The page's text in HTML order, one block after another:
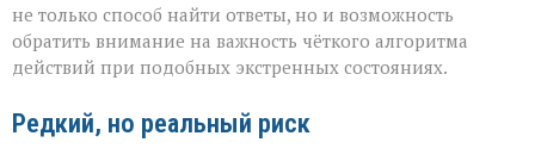
не только способ найти ответы, но и возможность
обратить внимание на важность чёткого алгоритма
действий при подобных экстренных состояниях.
Редкий, но реальный риск